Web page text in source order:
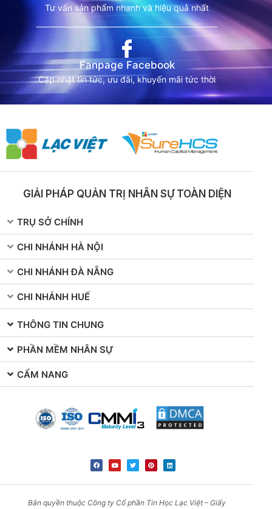
Tư vấn sản phẩm nhanh và hiệu quả nhất
Fanpage Facebook
Cập nhật tin tức, ưu đãi, khuyến mãi tức thời
GIẢI PHÁP QUẢN TRỊ NHÂN SỰ TOÀN DIỆN
TRỤ SỞ CHÍNH
CHI NHÁNH HÀ NỘI
CHI NHÁNH ĐÀ NẴNG
CHI NHÁNH HUẾ
THÔNG TIN CHUNG
PHẦN MỀM NHÂN SỰ
CẨM NANG
Bản quyền thuộc Công ty Cổ phần Tin Học Lạc Việt – Giấy